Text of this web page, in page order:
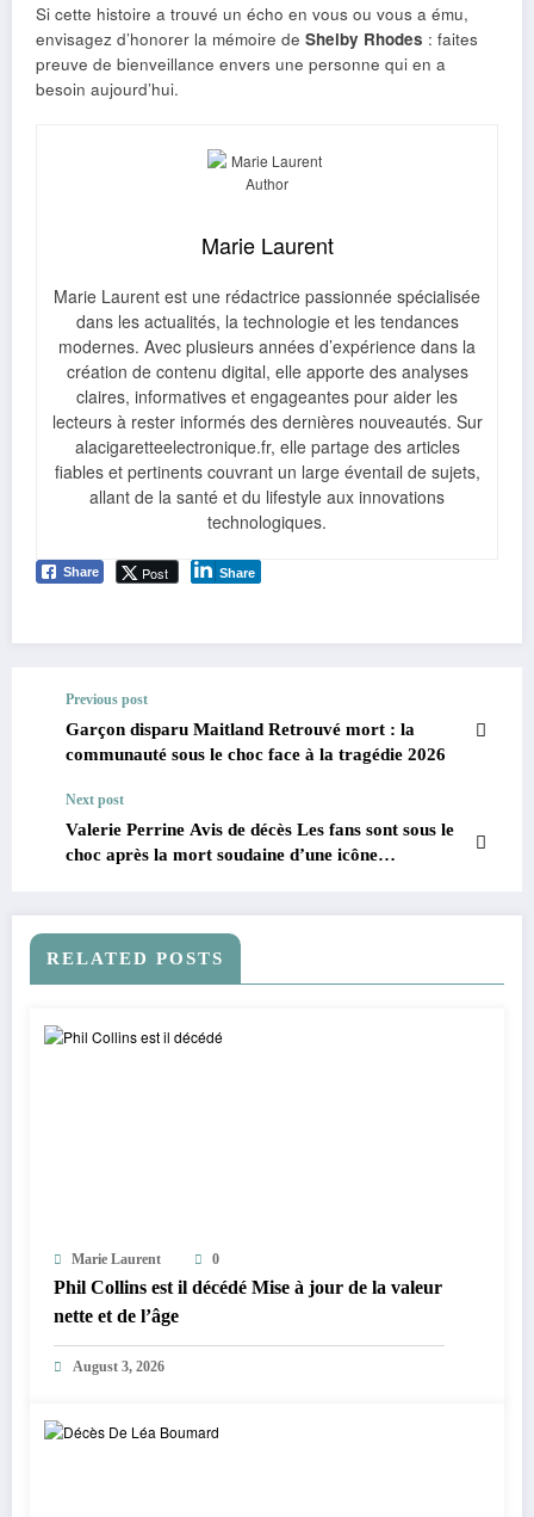
Si cette histoire a trouvé un écho en vous ou vous a ému,
envisagez d’honorer la mémoire de Shelby Rhodes : faites
preuve de bienveillance envers une personne qui en a
besoin aujourd’hui.
Marie Laurent
Marie Laurent est une rédactrice passionnée spécialisée
dans les actualités, la technologie et les tendances
modernes. Avec plusieurs années d’expérience dans la
création de contenu digital, elle apporte des analyses
claires, informatives et engageantes pour aider les
lecteurs à rester informés des dernières nouveautés. Sur
alacigaretteelectronique.fr, elle partage des articles
fiables et pertinents couvrant un large éventail de sujets,
allant de la santé et du lifestyle aux innovations
technologiques.
Share Post Share
Previous post
Garçon disparu Maitland Retrouvé mort : la
communauté sous le choc face à la tragédie 2026
Next post
Valerie Perrine Avis de décès Les fans sont sous le
choc après la mort soudaine d’une icône
RELATED POSTS
Marie Laurent 0
Phil Collins est il décédé Mise à jour de la valeur
nette et de l’âge
August 3, 2026